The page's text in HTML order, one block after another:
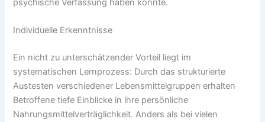
Individuelle Erkenntnisse
Ein nicht zu unterschätzender Vorteil liegt im
systematischen Lernprozess: Durch das strukturierte
Austesten verschiedener Lebensmittelgruppen erhalten
Betroffene tiefe Einblicke in ihre persönliche
Nahrungsmittelverträglichkeit. Anders als bei vielen